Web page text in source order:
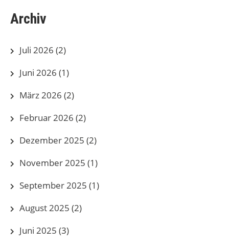
Archiv
Juli 2026 (2)
Juni 2026 (1)
März 2026 (2)
Februar 2026 (2)
Dezember 2025 (2)
November 2025 (1)
September 2025 (1)
August 2025 (2)
Juni 2025 (3)